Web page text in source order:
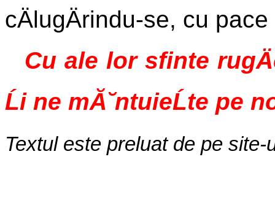
cÄlugÄrindu-se, cu pace
Cu ale lor sfinte
Ĺi ne mĂ˘ntuieĹte pe
Textul este preluat de pe